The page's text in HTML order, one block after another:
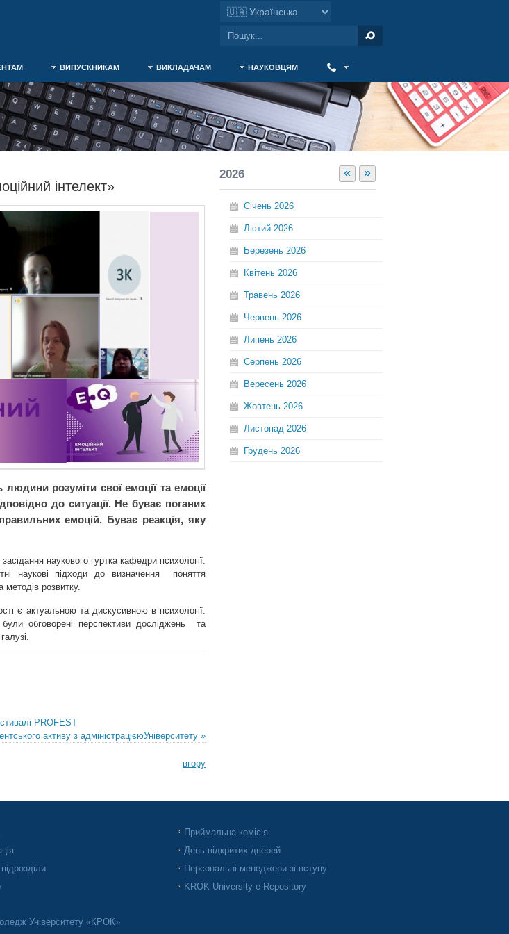
ВИПУСКНИКАМ ВИКЛАДАЧАМ НАУКОВЦЯМ
інтелект»
людини розуміти свої емоції та емоції
до ситуації. Не буває поганих
емоцій. Буває реакція, яку
наукового гуртка кафедри психології.
наукові підходи до визначення поняття
методів розвитку.
є актуальною та дискусивною в психології.
обговорені перспективи досліджень та
PROFEST
активу з адміністрацієюУніверситету »
вгору
« »
2026
Січень 2026
Лютий 2026
Березень 2026
Квітень 2026
Травень 2026
Червень 2026
Липень 2026
Серпень 2026
Вересень 2026
Жовтень 2026
Листопад 2026
Грудень 2026
Університету «КРОК»
Приймальна комісія
День відкритих дверей
Персональні менеджери зі вступу
KROK University e-Repository